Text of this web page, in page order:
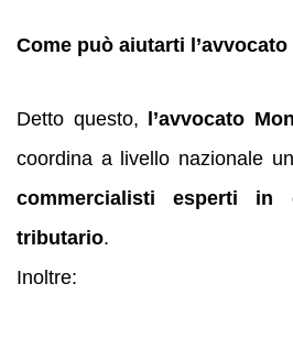
Come può aiutarti
Detto questo, l’avvocato
coordina a livello nazionale
commercialisti esperti in
tributario.
Inoltre: